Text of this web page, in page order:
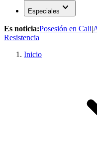
Especiales expand_more
Es noticia:Posesión en Cali|
Resistencia
Inicio